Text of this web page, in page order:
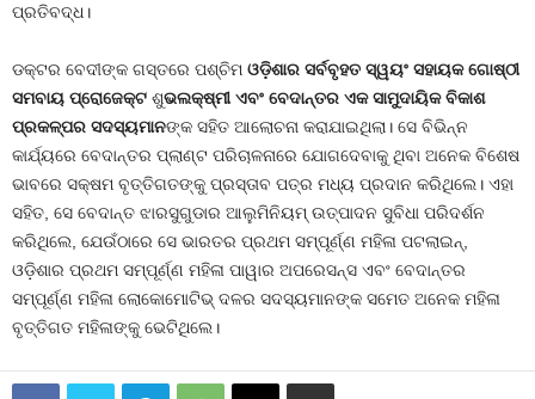
ପ୍ରତିବଦ୍ଧ।
ଡକ୍ଟର ବେଦୀଙ୍କ ଗସ୍ତରେ ପଶ୍ଚିମ ଓଡ଼ିଶାର ସର୍ବବୃହତ ସ୍ୱୟଂ ସହାୟକ ଗୋଷ୍ଠୀ
ସମବାୟ ପ୍ରୋଜେକ୍ଟ ଶୁଭଲକ୍ଷ୍ମୀ ଏବଂ ବେଦାନ୍ତର ଏକ ସାମୁଦାୟିକ ବିକାଶ
ପ୍ରକଳ୍ପର ସଦସ୍ୟମାନଙ୍କ ସହିତ ଆଲୋଚନା କରାଯାଇଥିଲା। ସେ ବିଭିନ୍ନ
କାର୍ଯ୍ୟରେ ବେଦାନ୍ତର ପ୍ଲାଣ୍ଟ ପରିଚାଳନାରେ ଯୋଗଦେବାକୁ ଥିବା ଅନେକ ବିଶେଷ
ଭାବରେ ସକ୍ଷମ ବୃତ୍ତିଗତଙ୍କୁ ପ୍ରସ୍ତାବ ପତ୍ର ମଧ୍ୟ ପ୍ରଦାନ କରିଥିଲେ। ଏହା
ସହିତ, ସେ ବେଦାନ୍ତ ଝାରସୁଗୁଡାର ଆଲୁମିନିୟମ୍ ଉତ୍ପାଦନ ସୁବିଧା ପରିଦର୍ଶନ
କରିଥିଲେ, ଯେଉଁଠାରେ ସେ ଭାରତର ପ୍ରଥମ ସମ୍ପୂର୍ଣ୍ଣ ମହିଳା ପଟଲାଇନ୍,
ଓଡ଼ିଶାର ପ୍ରଥମ ସମ୍ପୂର୍ଣ୍ଣ ମହିଳା ପାୱାର ଅପରେସନ୍ସ ଏବଂ ବେଦାନ୍ତର
ସମ୍ପୂର୍ଣ୍ଣ ମହିଳା ଲୋକୋମୋଟିଭ୍ ଦଳର ସଦସ୍ୟମାନଙ୍କ ସମେତ ଅନେକ ମହିଳା
ବୃତ୍ତିଗତ ମହିଳାଙ୍କୁ ଭେଟିଥିଲେ।